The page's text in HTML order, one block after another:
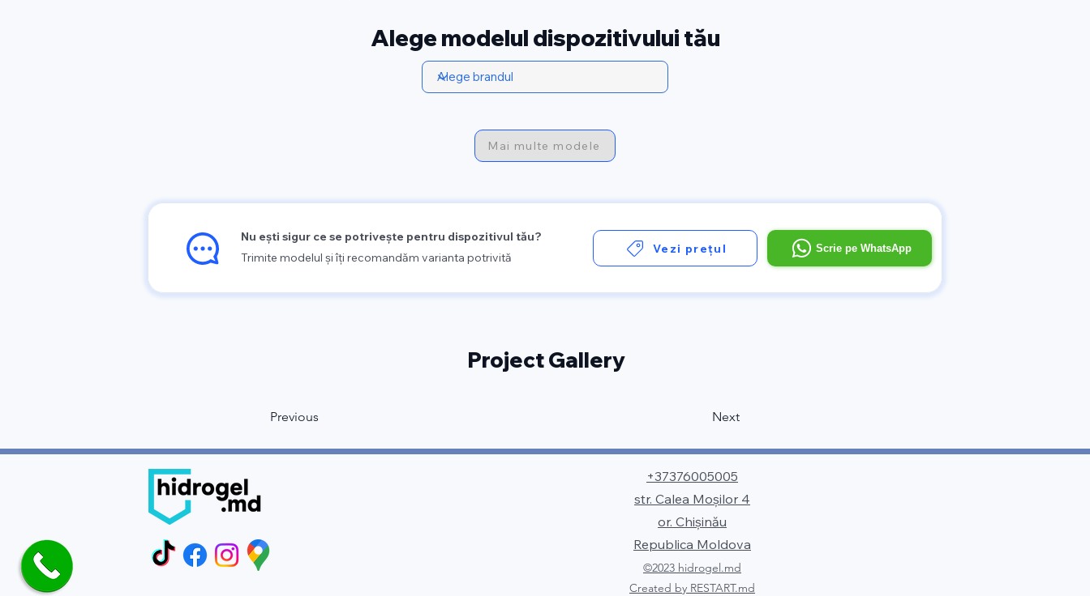
Alege modelul dispozitivului tău
Mai multe modele
Nu ești sigur ce se potrivește pentru dispozitivul tău?
Trimite modelul și îți recomandăm varianta potrivită
Vezi prețul Scrie pe WhatsApp
Project Gallery
Previous Next
+37376005005
str. Calea Moșilor 4
or. Chişinău
Republica Moldova
©2023 hidrogel.md
Created by RESTART.md